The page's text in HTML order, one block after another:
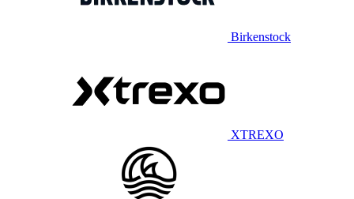
Birkenstock
XTREXO